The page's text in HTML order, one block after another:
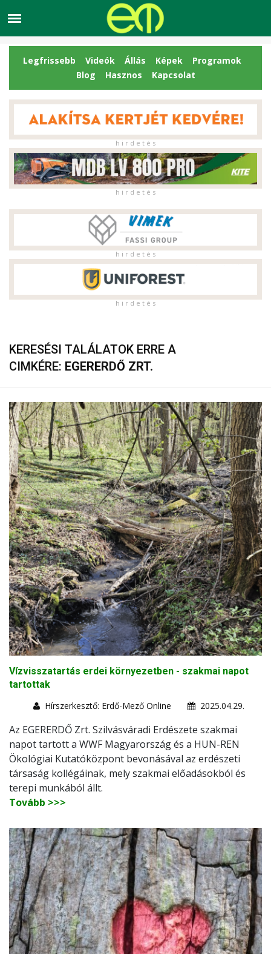
Legfrissebb Videók Állás Képek
Programok
Blog
Hasznos Kapcsolat
h i r d e t é s
h i r d e t é s
h i r d e t é s
h i r d e t é s
KERESÉSI TALÁLATOK ERRE A
CIMKÉRE: EGERERDŐ ZRT.
Vízvisszatartás erdei környezetben - szakmai napot
tartottak
Hírszerkesztő: Erdő-Mező Online
2025.04.29.
Az EGERERDŐ Zrt. Szilvásváradi Erdészete szakmai
napot tartott a WWF Magyarország és a HUN-REN
Ökológiai Kutatóközpont bevonásával az erdészeti
társaság kollégáinak, mely szakmai előadásokból és
terepi munkából állt.
Tovább >>>